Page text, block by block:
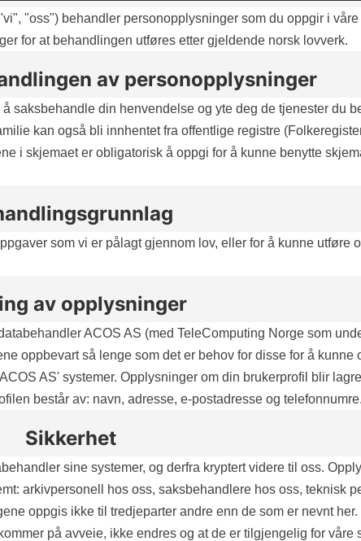
"oss") behandler personopplysninger som du oppgir i
for at behandlingen utføres etter gjeldende norsk lovverk.
av personopplysninger
saksbehandle din henvendelse og yte deg de tjenester du
kan også bli innhentet fra offentlige registre
i skjemaet er obligatorisk å oppgi for å kunne benytte
som vi er pålagt gjennom lov, eller for å kunne utføre
av opplysninger
ACOS AS (med TeleComputing Norge som
oppbevart så lenge som det er behov for disse for å kunne
AS' systemer. Opplysninger om din brukerprofil blir
består av: navn, adresse, e-postadresse og telefonnumre.
Sikkerhet
sine systemer, og derfra kryptert videre til oss.
arkivpersonell hos oss, saksbehandlere hos oss, teknisk
oppgis ikke til tredjeparter andre enn de som er nevnt
på avveie, ikke endres og at de er tilgjengelig for våre